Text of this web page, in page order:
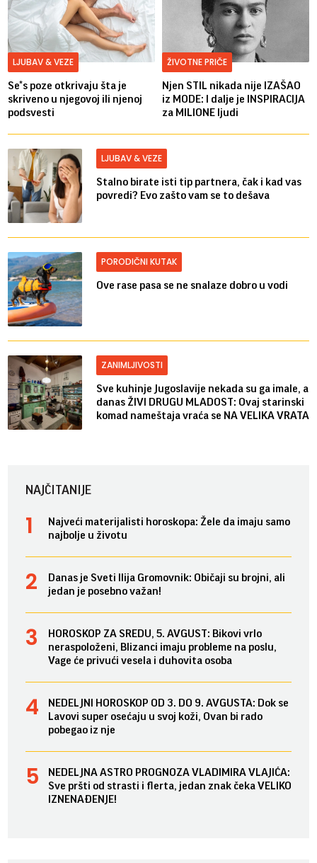
LJUBAV & VEZE
Se*s poze otkrivaju šta je
skriveno u njegovoj ili njenoj
podsvesti
ŽIVOTNE PRIČE
Njen STIL nikada nije IZAŠAO
iz MODE: I dalje je INSPIRACIJA
za MILIONE ljudi
LJUBAV & VEZE
Stalno birate isti tip partnera, čak i kad vas
povredi? Evo zašto vam se to dešava
PORODIČNI KUTAK
Ove rase pasa se ne snalaze dobro u vodi
ZANIMLJIVOSTI
Sve kuhinje Jugoslavije nekada su ga imale, a
danas ŽIVI DRUGU MLADOST: Ovaj starinski
komad nameštaja vraća se NA VELIKA VRATA
NAJČITANIJE
Najveći materijalisti horoskopa: Žele da imaju samo
najbolje u životu
Danas je Sveti Ilija Gromovnik: Običaji su brojni, ali
jedan je posebno važan!
HOROSKOP ZA SREDU, 5. AVGUST: Bikovi vrlo
neraspoloženi, Blizanci imaju probleme na poslu,
Vage će privući vesela i duhovita osoba
NEDELJNI HOROSKOP OD 3. DO 9. AVGUSTA: Dok se
Lavovi super osećaju u svoj koži, Ovan bi rado
pobegao iz nje
NEDELJNA ASTRO PROGNOZA VLADIMIRA VLAJIĆA:
Sve pršti od strasti i flerta, jedan znak čeka VELIKO
IZNENAĐENJE!